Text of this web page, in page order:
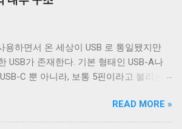
용하면서 온 세상이 USB 로 통일됐지만
USB가 존재한다. 기본 형태인 USB-A나
C 뿐 아니라, 보통 5핀이라고 불리는
기 때문에 쉽게 구분할 수 있는데 케이블
똑같아 보이는 케이블이라도 어떤 케이
READ MORE »